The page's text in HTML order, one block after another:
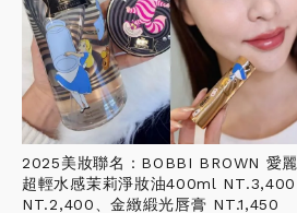
2025美妝聯名：BOBBI BROWN 愛麗
超輕水感茉莉淨妝油400ml NT.3,400
NT.2,400、金緻緞光唇膏 NT.1,450